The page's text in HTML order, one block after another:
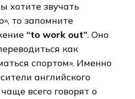
хотите звучать
то запомните
“to work out”. Оно
как
спортом». Именно
английского
всего говорят о